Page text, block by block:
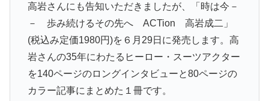
高岩さんにも告知いただきましたが、「時は今－
－ 歩み続けるその先へ ACTion 高岩成二」
(税込み定価1980円)を６月29日に発売します。高
岩さんの35年にわたるヒーロー・スーツアクター
を140ページのロングインタビューと80ページの
カラー記事にまとめた１冊です。